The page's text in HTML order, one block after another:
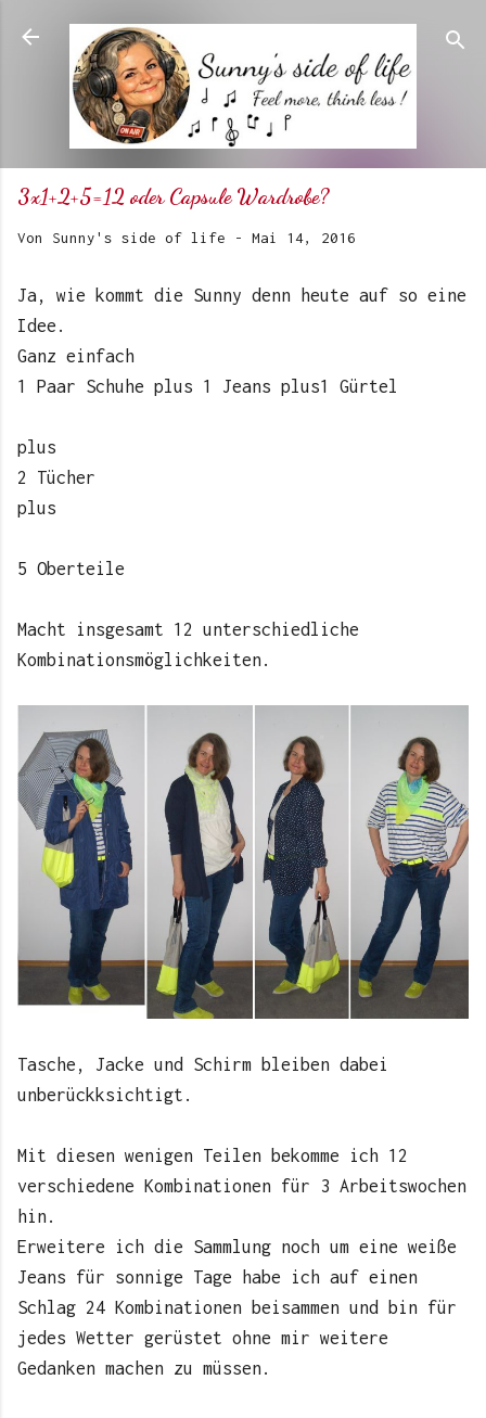
Direkt zum Hauptbereich
3x1+2+5=12 oder Capsule Wardrobe?
Von Sunny's side of life - Mai 14, 2016
Ja, wie kommt die Sunny denn heute auf so eine
Idee.
Ganz einfach
1 Paar Schuhe plus 1 Jeans plus1 Gürtel
plus
2 Tücher
plus
5 Oberteile
Macht insgesamt 12 unterschiedliche
Kombinationsmöglichkeiten.
Tasche, Jacke und Schirm bleiben dabei
unberückksichtigt.
Mit diesen wenigen Teilen bekomme ich 12
verschiedene Kombinationen für 3 Arbeitswochen
hin.
Erweitere ich die Sammlung noch um eine weiße
Jeans für sonnige Tage habe ich auf einen
Schlag 24 Kombinationen beisammen und bin für
jedes Wetter gerüstet ohne mir weitere
Gedanken machen zu müssen.